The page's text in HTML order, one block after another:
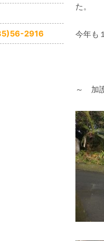
た。
今年も
～ 加
2916